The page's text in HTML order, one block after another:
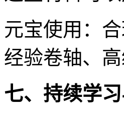
元宝使用：
经验卷轴、
七、持续学习